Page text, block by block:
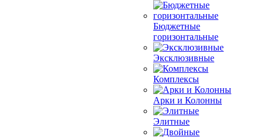
Бюджетные
горизонтальные
Эксклюзивные
Комплексы
Арки и Колонны
Элитные